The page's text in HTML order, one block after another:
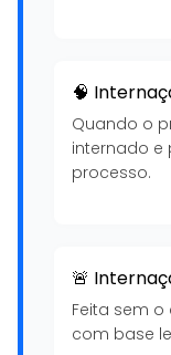
🧠
Quando o
internado e
processo.
🚨
Feita sem
com base